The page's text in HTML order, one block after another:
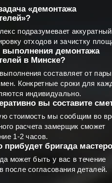
«демонтажа
подразумевает аккуратный
отходов и зачистку
выполнения демонтажа
в Минске?
составляет от
Конкретные сроки для
индивидуально.
вы составите
стоимость мы сообщим во
расчета замерщик сможет
1-2 часов.
прибудет бригада
может быть у вас в течение
после согласования деталей.